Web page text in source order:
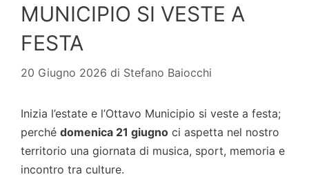
MUNICIPIO SI VESTE A
FESTA
20 Giugno 2026 di Stefano Baiocchi
Inizia l’estate e l’Ottavo Municipio si veste a festa;
perché domenica 21 giugno ci aspetta nel nostro
territorio una giornata di musica, sport, memoria e
incontro tra culture.